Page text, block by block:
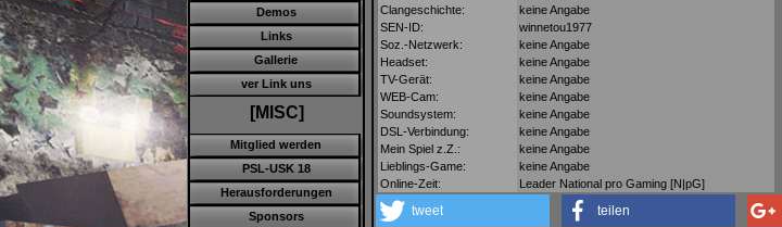
Demos
Links
Gallerie
ver Link uns
[MISC]
Mitglied werden
PSL-USK 18
Herausforderungen
Sponsors
Clangeschichte:
keine Angabe
SEN-ID:
winnetou1977
Soz.-Netzwerk:
keine Angabe
Headset:
keine Angabe
TV-Gerät:
keine Angabe
WEB-Cam:
keine Angabe
Soundsystem:
keine Angabe
DSL-Verbindung:
keine Angabe
Mein Spiel z.Z.:
keine Angabe
Lieblings-Game:
keine Angabe
Online-Zeit:
Leader National pro Gaming [N|pG]
tweet teilen